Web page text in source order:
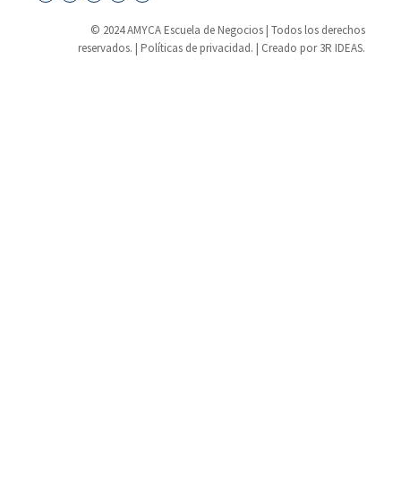
© 2024 AMYCA Escuela de Negocios | Todos los derechos
reservados. | Políticas de privacidad. | Creado por 3R IDEAS.